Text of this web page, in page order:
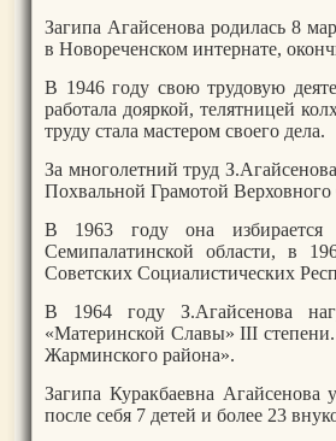
Загипа Агайсенова родилась 8
в Новореченском интернате,
В 1946 году свою трудовую
работала дояркой, телятницей
труду стала мастером своего дела.
За многолетний труд
Похвальной Грамотой
В 1963 году она избирается
Семипалатинской области, в
Советских Социалистических
В 1964 году З.Агайсенова
«Материнской Славы» III
Жарминского района».
Загипа Куракбаевна
после себя 7 детей и более 23